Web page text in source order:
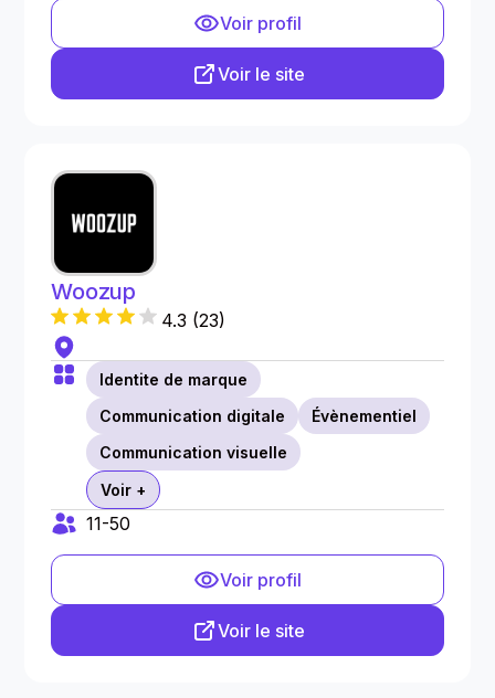
Voir profil
Voir le site
Woozup
4.3 (23)
Identite de marque
Communication digitale
Évènementiel
Communication visuelle
Voir +
11-50
Voir profil
Voir le site